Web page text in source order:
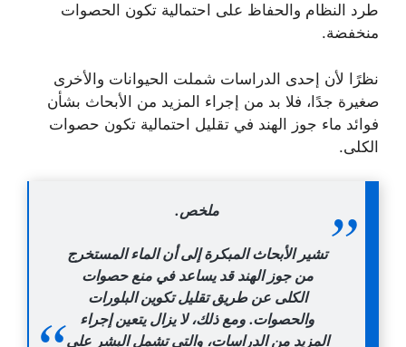
طرد النظام والحفاظ على احتمالية تكون الحصوات
منخفضة.
نظرًا لأن إحدى الدراسات شملت الحيوانات والأخرى
صغيرة جدًا، فلا بد من إجراء المزيد من الأبحاث بشأن
فوائد ماء جوز الهند في تقليل احتمالية تكون حصوات
الكلى.
ملخص.
تشير الأبحاث المبكرة إلى أن الماء المستخرج
من جوز الهند قد يساعد في منع حصوات
الكلى عن طريق تقليل تكوين البلورات
والحصوات. ومع ذلك، لا يزال يتعين إجراء
المزيد من الدراسات، والتي تشمل البشر على